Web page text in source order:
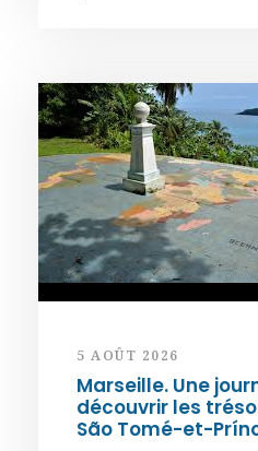
5 AOÛT 2026
Marseille. Une
découvrir les
São Tomé-et-